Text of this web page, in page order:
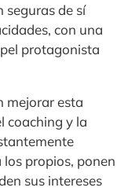
seguras de sí
con una
protagonista
mejorar esta
coaching y la
los propios, ponen
sus intereses